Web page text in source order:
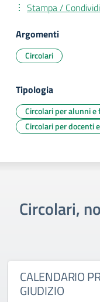
Stampa / Condividi
Argomenti
Circolari
Tipologia
Circolari per alunni e
Circolari per docenti
Circolari,
CALENDARIO
GIUDIZIO